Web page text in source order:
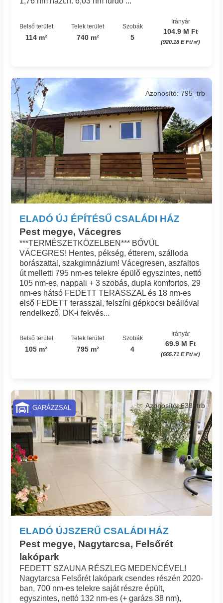
Belső terület
114 m²
Telek terület
740 m²
Szobák
5
Irányár
104.9 M Ft
(920.18 E Ft/㎡)
ELADÓ ÚJ ÉPÍTÉSŰ CSALÁDI HÁZ
Pest megye, Vácegres
Azonosító: 795_trb
***TERMÉSZETKÖZELBEN*** BŐVÜL
VÁCEGRES! Hentes, pékség, étterem, szálloda
borászattal, szakgimnázium! Vácegresen, aszfaltos
út melletti 795 nm-es telekre épülő egyszintes, nettó
105 nm-es, nappali + 3 szobás, dupla komfortos, 29
nm-es hátsó FEDETT TERASSZAL és 18 nm-es
első FEDETT terasszal, felszíni gépkocsi beállóval
rendelkező, DK-i fekvés...
Belső terület
105 m²
Telek terület
795 m²
Szobák
4
Irányár
69.9 M Ft
(665.71 E Ft/㎡)
ELADÓ ÚJSZERŰ CSALÁDI HÁZ
Pest megye, Nagytarcsa, Felsőrét
lakópark
Azonosító: 638_trb
FEDETT SZAUNA RÉSZLEG MEDENCÉVEL!
Nagytarcsa Felsőrét lakópark csendes részén 2020-
ban, 700 nm-es telekre saját részre épült,
egyszintes, nettó 132 nm-es (+ garázs 38 nm),
GARÁZZSAL